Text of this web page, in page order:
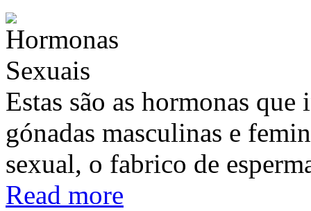
Estas são as hormonas
gónadas masculinas e
sexual, o fabrico de
Read more